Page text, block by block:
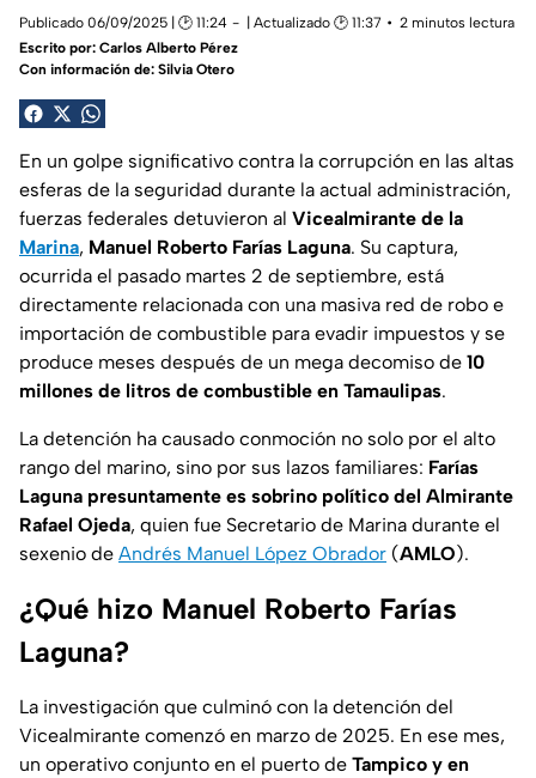
Publicado 06/09/2025 | 🕑 11:24 | Actualizado 🕑 11:37
2 minutos lectura
Escrito por: Carlos Alberto Pérez
Con información de: Silvia Otero
En un golpe significativo contra la corrupción en las altas
esferas de la seguridad durante la actual administración,
fuerzas federales detuvieron al Vicealmirante de la
Marina, Manuel Roberto Farías Laguna. Su captura,
ocurrida el pasado martes 2 de septiembre, está
directamente relacionada con una masiva red de robo e
importación de combustible para evadir impuestos y se
produce meses después de un mega decomiso de 10
millones de litros de combustible en Tamaulipas.
La detención ha causado conmoción no solo por el alto
rango del marino, sino por sus lazos familiares: Farías
Laguna presuntamente es sobrino político del Almirante
Rafael Ojeda, quien fue Secretario de Marina durante el
sexenio de Andrés Manuel López Obrador (AMLO).
¿Qué hizo Manuel Roberto Farías
Laguna?
La investigación que culminó con la detención del
Vicealmirante comenzó en marzo de 2025. En ese mes,
un operativo conjunto en el puerto de Tampico y en